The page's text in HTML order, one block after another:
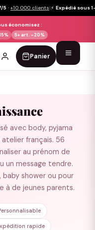
5 · +10 000 clients|⚡ Expédié sous
économisez :
5+ art. -20%
Panier
avec body, pyjama
français. 56
au prénom de
un message tendre.
baby shower ou pour
à de jeunes parents.
rapide